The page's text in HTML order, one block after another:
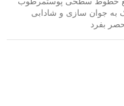
به جوان سازی و شادابی
بفرد